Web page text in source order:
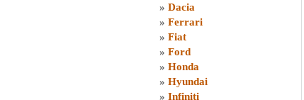
» Dacia
» Ferrari
» Fiat
» Ford
» Honda
» Hyundai
» Infiniti